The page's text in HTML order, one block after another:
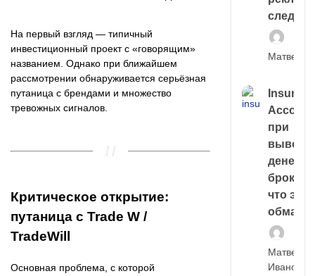
На первый взгляд — типичный
инвестиционный проект с «говорящим»
названием. Однако при ближайшем
рассмотрении обнаруживается серьёзная
путаница с брендами и множество
тревожных сигналов.
Критическое открытие:
путаница с Trade W /
TradeWill
Основная проблема, с которой
следа
Матвей
Account
при
выводе
денег у
что это,
обман?
Матвей
Иванов